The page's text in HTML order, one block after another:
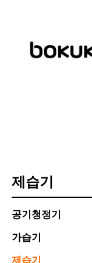
제습기
공기청정기
가습기
제습기